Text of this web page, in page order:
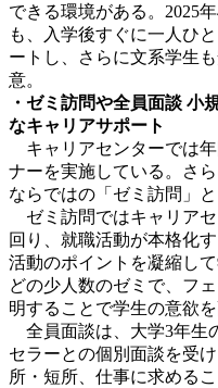
できる環境がある。2025
も、入学後すぐに一人ひ
ートし、さらに文系学生
意。
・ゼミ訪問や全員面談 小
なキャリアサポート
キャリアセンターでは年
ナーを実施している。さ
ならではの「ゼミ訪問」と
ゼミ訪問ではキャリア
回り
就職活動が本格化
活動のポイントを凝縮し
どの少人数のゼミで、フ
明することで学生の意欲を
全員面談は、大学3年生
セラーとの個別面談を受
所・短所、仕事に求める